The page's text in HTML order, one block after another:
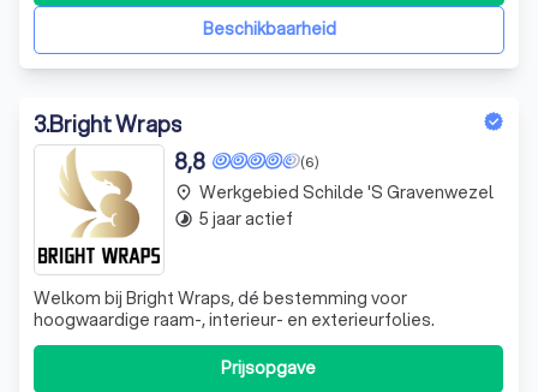
Beschikbaarheid
3.Bright Wraps
(6)
8,8
Welkom bij Bright Wraps, dé bestemming voor
hoogwaardige raam-, interieur- en exterieurfolies.
Prijsopgave
place Werkgebied Schilde 's Gravenwezel
timelapse 5 jaar actief